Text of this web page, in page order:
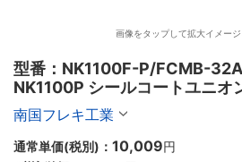
画像をタップして拡大イメー
型番：NK1100F-P/FCMB-
NK1100P シールコートユニオ
ース
南国フレキ工業
通常単価(税別)： 10,009円